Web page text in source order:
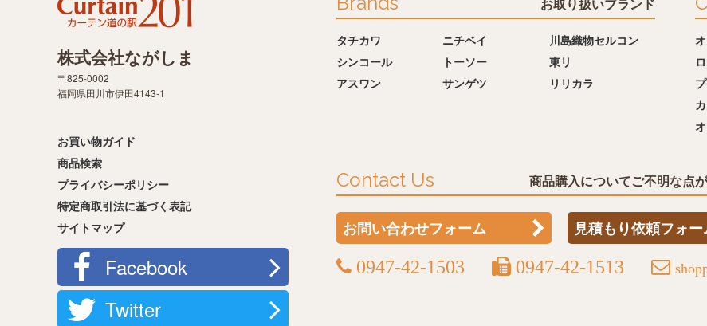
タチカワ ニチベイ
川島織物セルコン
シンコール
トーソー
東リ
アスワン
サンゲツ リリカラ
Contact Us 商品購入についてご不明な点
お問い合わせフォーム 見積もり依頼フォー
0947-42-1503
0947-42-1513
株式会社ながしま
〒825-0002
福岡県田川市伊田4143-1
お買い物ガイド
商品検索
プライバシーポリシー
特定商取引法に基づく表記
サイトマップ
Facebook
Twitter